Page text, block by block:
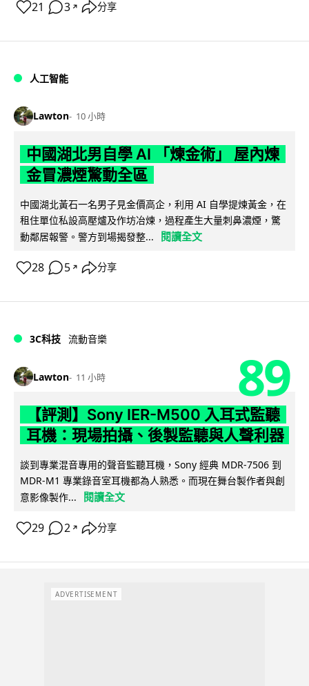
21 3 ↗ 分享
人工智能
Lawton 10 小時
中國湖北男自學 AI 「煉金術」 屋內煉
金冒濃煙驚動全區
中國湖北黃石一名男子見金價高企，利用 AI 自學提煉黃金，在
租住單位私設高壓爐及作坊冶煉，過程產生大量刺鼻濃煙，驚
動鄰居報警。警方到場揭發整...
閱讀全文
28 5 ↗ 分享
3C科技 流動音樂
Lawton 11 小時 89
【評測】Sony IER-M500 入耳式監聽
耳機：現場拍攝、後製監聽與人聲利器
談到專業混音專用的聲音監聽耳機，Sony 經典 MDR-7506 到
MDR-M1 專業錄音室耳機都為人熟悉。而現在舞台製作者與創
意影像製作...
閱讀全文
29 2 ↗ 分享
ADVERTISEMENT